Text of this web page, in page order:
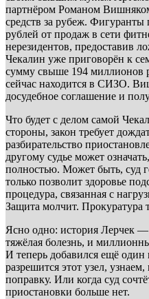
партнёром Романом
средств за рубеж. Фигуранты
рублей от продаж в сети
нерезидентов, предоставив
Чекалин уже приговорён к
сумму свыше 194 миллионов
сейчас находится в СИЗО.
досудебное соглашение и
Что будет с делом самой
стороны, закон требует
разбирательство
другому судье может
полностью. Может быть, суд
только позволит здоровье
процедура, связанная с
Защита молчит. Прокуратура
Ясно одно: история Лерчек —
тяжёлая болезнь, и
И теперь добавился ещё
разрешится этот узел,
поправку. Или когда суд
приостановки больше нет.